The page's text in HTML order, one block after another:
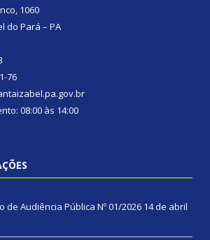
1060
do Pará – PA
76
08:00 às 14:00
de Audiência Pública Nº 01/2026 14 de abril